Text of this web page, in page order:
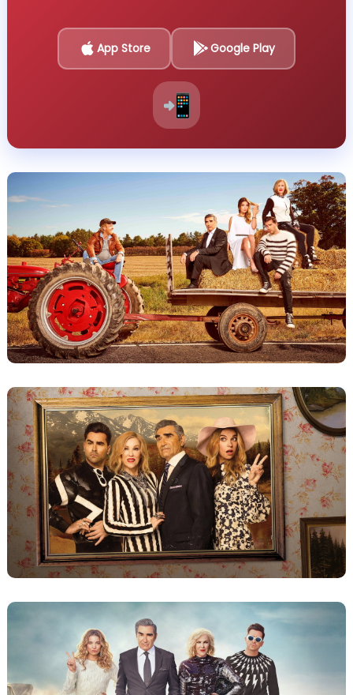
App Store Google Play
📲